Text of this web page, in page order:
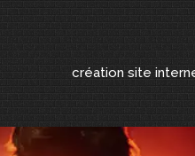
création site